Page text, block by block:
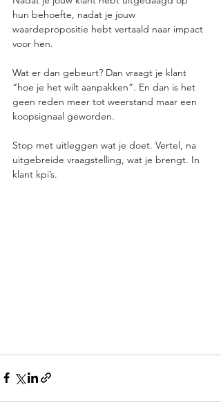
hun behoefte, nadat je jouw
waardepropositie hebt vertaald naar impact
voor hen.
Wat er dan gebeurt? Dan vraagt je klant
“hoe je het wilt aanpakken”. En dan is het
geen reden meer tot weerstand maar een
koopsignaal geworden.
Stop met uitleggen wat je doet. Vertel, na
uitgebreide vraagstelling, wat je brengt. In
klant kpi’s.